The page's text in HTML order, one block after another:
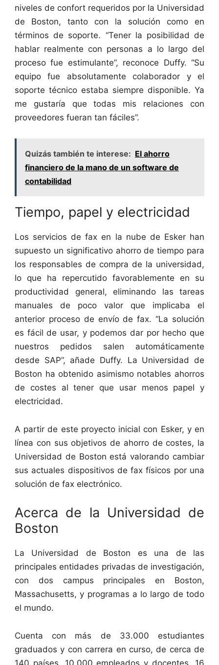
niveles de confort requeridos por la Universidad
de Boston, tanto con la solución como en
términos de soporte. “Tener la posibilidad de
hablar realmente con personas a lo largo del
proceso fue estimulante”, reconoce Duffy. “Su
equipo fue absolutamente colaborador y el
soporte técnico estaba siempre disponible. Ya
me gustaría que todas mis relaciones con
proveedores fueran tan fáciles”.
Quizás también te interese: El ahorro
financiero de la mano de un software de
contabilidad
Tiempo, papel y electricidad
Los servicios de fax en la nube de Esker han
supuesto un significativo ahorro de tiempo para
los responsables de compra de la universidad,
lo que ha repercutido favorablemente en su
productividad general, eliminando las tareas
manuales de poco valor que implicaba el
anterior proceso de envío de fax. “La solución
es fácil de usar, y podemos dar por hecho que
nuestros pedidos salen automáticamente
desde SAP”, añade Duffy. La Universidad de
Boston ha obtenido asimismo notables ahorros
de costes al tener que usar menos papel y
electricidad.
A partir de este proyecto inicial con Esker, y en
línea con sus objetivos de ahorro de costes, la
Universidad de Boston está valorando cambiar
sus actuales dispositivos de fax físicos por una
solución de fax electrónico.
Acerca de la Universidad de
Boston
La Universidad de Boston es una de las
principales entidades privadas de investigación,
con dos campus principales en Boston,
Massachusetts, y programas a lo largo de todo
el mundo.
Cuenta con más de 33.000 estudiantes
graduados y con carrera en curso, de cerca de
140 países, 10.000 empleados y docentes, 16